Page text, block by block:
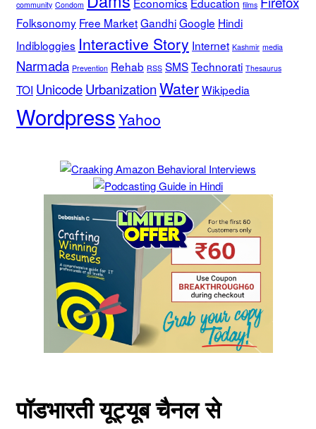
community Condom films
Folksonomy Free MarketGandhiGoogle Hindi
Indibloggies Interactive Story Internet Kashmir media
Narmada Prevention Rehab RSS SMSTechnorati Thesaurus
TOI UnicodeUrbanizationWaterWikipedia
WordpressYahoo
पॉडभारती यूट्यूब चैनल से